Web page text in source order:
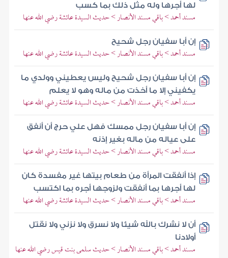
لها أجرها وله مثل ذلك بما كسب
مسند أحمد > باقي مسند الأنصار > حديث السيدة عائشة رضي الله عنها
إن أبا سفيان رجل شحيح
مسند أحمد > باقي مسند الأنصار > حديث السيدة عائشة رضي الله عنها
إن أبا سفيان رجل شحيح وليس يعطيني وولدي ما
يكفيني إلا ما أخذت من ماله وهو لا يعلم
مسند أحمد > باقي مسند الأنصار > حديث السيدة عائشة رضي الله عنها
إن أبا سفيان رجل ممسك فهل علي حرج أن أنفق
على عياله من ماله بغير إذنه
مسند أحمد > باقي مسند الأنصار > حديث السيدة عائشة رضي الله عنها
إذا أنفقت المرأة من طعام بيتها غير مفسدة كان
لها أجرها بما أنفقت ولزوجها أجره بما اكتسب
مسند أحمد > باقي مسند الأنصار > حديث السيدة عائشة رضي الله عنها
أن لا نشرك بالله شيئا ولا نسرق ولا نزني ولا نقتل
أولادنا
مسند أحمد > باقي مسند الأنصار > حديث سلمى بنت قيس رضي الله عنها